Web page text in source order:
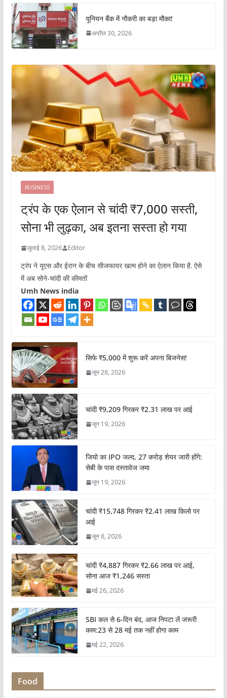
यूनियन बैंक में नौकरी का बड़ा मौका!
अप्रैल 30, 2026
BUSINESS
ट्रंप के एक ऐलान से चांदी ₹7,000 सस्ती,
सोना भी लुढ़का, अब इतना सस्ता हो गया
जुलाई 8, 2026 Editor
ट्रंप ने यूएस और ईरान के बीच सीजफायर खत्म होने का ऐलान किया है. ऐसे
में अब सोने-चांदी की कीमतों
Umh News india
सिर्फ ₹5,000 में शुरू करें अपना बिजनेस!
जून 28, 2026
चांदी ₹9,209 गिरकर ₹2.31 लाख पर आई
जून 19, 2026
जियो का IPO जल्द, 27 करोड़ शेयर जारी होंगे:
सेबी के पास दस्तावेज जमा
जून 19, 2026
चांदी ₹15,748 गिरकर ₹2.41 लाख किलो पर
आई
जून 8, 2026
चांदी ₹4,887 गिरकर ₹2.66 लाख पर आई,
सोना आज ₹1,246 सस्ता
मई 26, 2026
SBI कल से 6-दिन बंद, आज निपटा लें जरूरी
काम:23 से 28 मई तक नहीं होगा काम
मई 22, 2026
Food